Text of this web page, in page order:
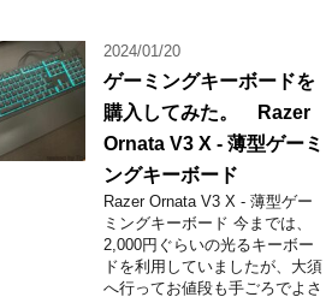
2024/01/20
ゲーミングキーボードを
購入してみた。 Razer
Ornata V3 X - 薄型ゲーミ
ングキーボード
Razer Ornata V3 X - 薄型ゲー
ミングキーボード 今までは、
2,000円ぐらいの光るキーボー
ドを利用していましたが、大須
へ行ってお値段も手ごろでよさ